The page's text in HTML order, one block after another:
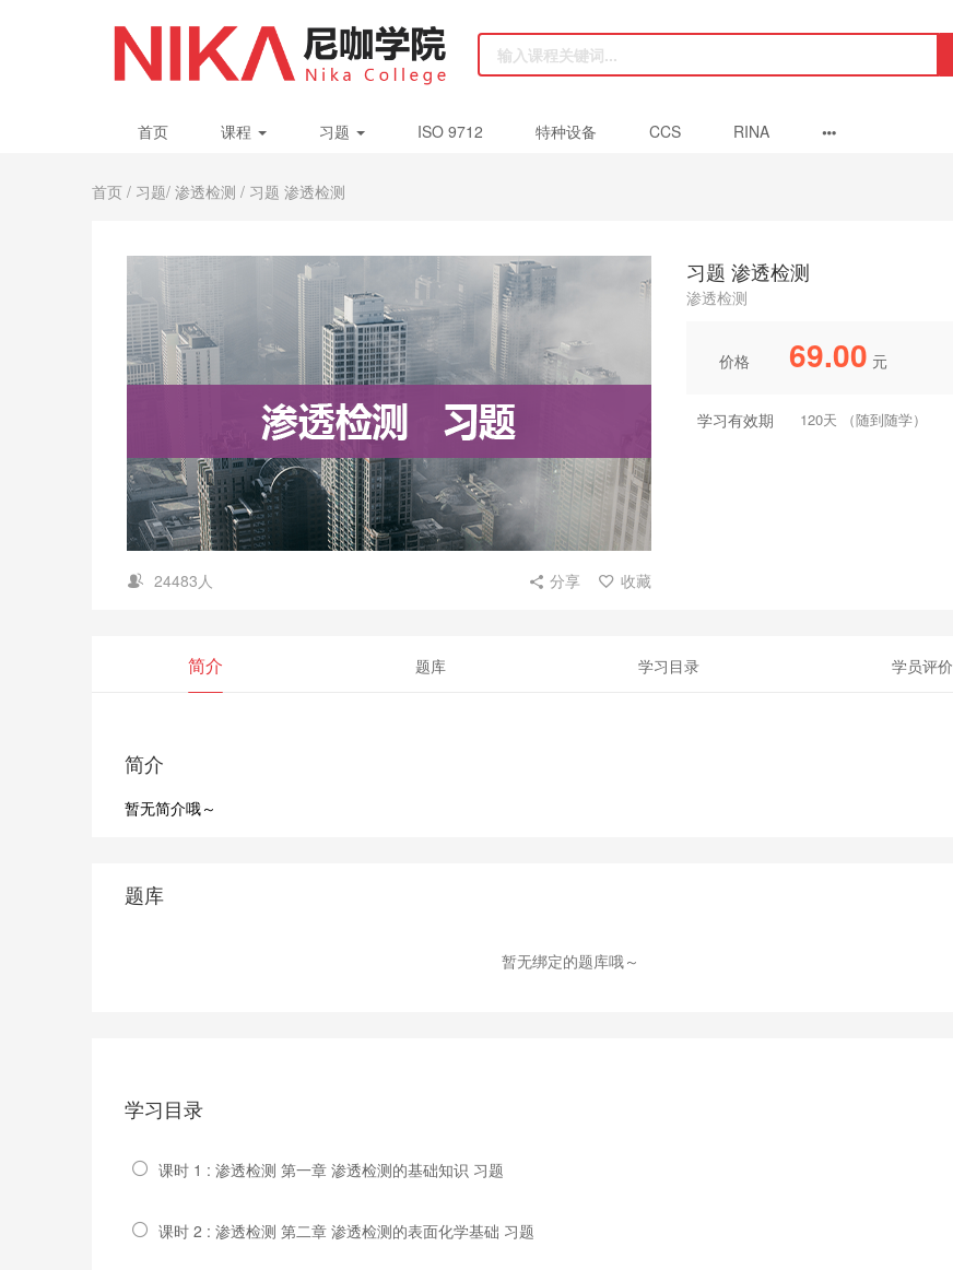
首页 课程 习题 ISO 9712 特种设备 CCS RINA
首页 / 习题/ 渗透检测 / 习题 渗透检测
24483人 分享 收藏
习题 渗透检测
渗透检测
价格 69.00 元
学习有效期 120天 （随到随学）
简介 题库 学习目录 学员评价
简介
暂无简介哦～
题库
暂无绑定的题库哦～
学习目录
课时 1 : 渗透检测 第一章 渗透检测的基础知识 习题
课时 2 : 渗透检测 第二章 渗透检测的表面化学基础 习题